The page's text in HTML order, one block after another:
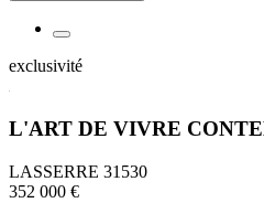
exclusivité
L'ART DE VIVRE
LASSERRE 31530
352 000 €